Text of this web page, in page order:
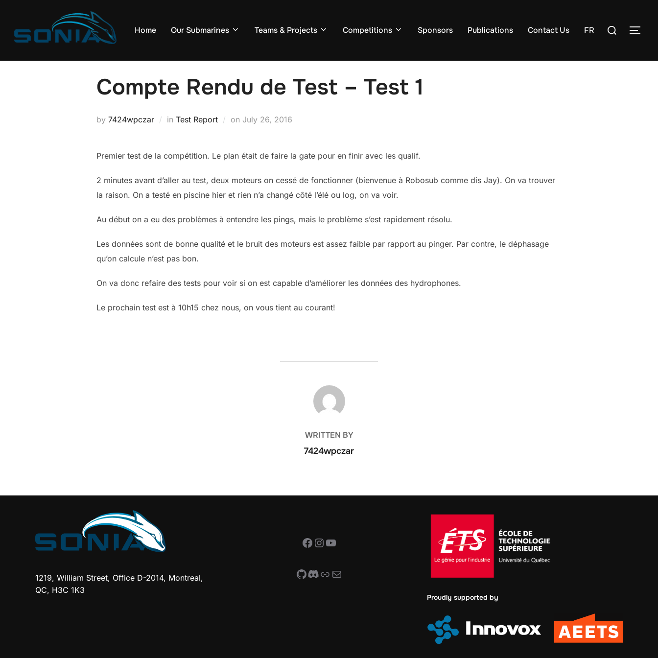
content
Home Our Submarines Teams & Projects Competitions Sponsors Publications Contact Us FR
Search
Compte Rendu de Test – Test 1
by 7424wpczar in Test Report on Posted
July 26, 2016
Premier test de la compétition. Le plan était de faire la gate pour en finir avec les qualif.
2 minutes avant d’aller au test, deux moteurs on cessé de fonctionner (bienvenue à Robosub comme dis Jay). On va trouver
la raison. On a testé en piscine hier et rien n’a changé côté l’élé ou log, on va voir.
Au début on a eu des problèmes à entendre les pings, mais le problème s’est rapidement résolu.
Les données sont de bonne qualité et le bruit des moteurs est assez faible par rapport au pinger. Par contre, le déphasage
qu’on calcule n’est pas bon.
On va donc refaire des tests pour voir si on est capable d’améliorer les données des hydrophones.
Le prochain test est à 10h15 chez nous, on vous tient au courant!
POST AUTHOR
WRITTEN BY
7424wpczar
1219, William Street, Office D-2014, Montreal,
QC, H3C 1K3
Facebook
Instagram
YouTube
GitHub
Discord
Link
Mail
Proudly supported by